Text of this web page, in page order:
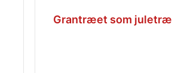
Grantræet som juletræ